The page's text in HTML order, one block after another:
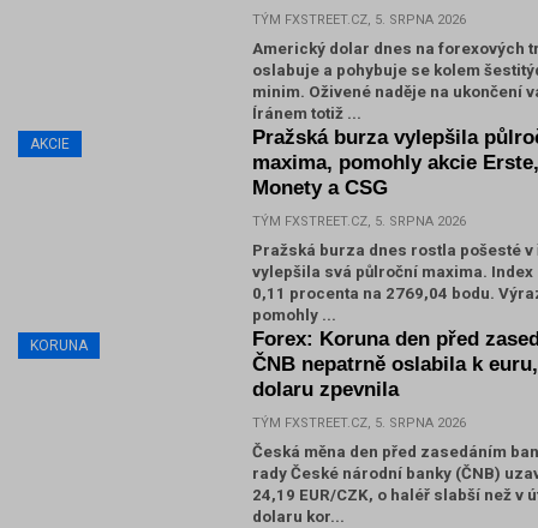
TÝM FXSTREET.CZ, 5. SRPNA 2026
Americký dolar dnes na forexových
oslabuje a pohybuje se kolem
minim. Oživené naděje na ukončení
Íránem totiž ...
AKCIE
Pražská burza vylepšila
maxima, pomohly akcie Erste,
Monety a CSG
TÝM FXSTREET.CZ, 5. SRPNA 2026
Pražská burza dnes rostla pošesté v
vylepšila svá půlroční maxima. Index
0,11 procenta na 2769,04 bodu.
pomohly ...
KORUNA
Forex: Koruna den před
ČNB nepatrně oslabila k
dolaru zpevnila
TÝM FXSTREET.CZ, 5. SRPNA 2026
Česká měna den před zasedáním
rady České národní banky (ČNB)
24,19 EUR/CZK, o haléř slabší než v
dolaru kor...